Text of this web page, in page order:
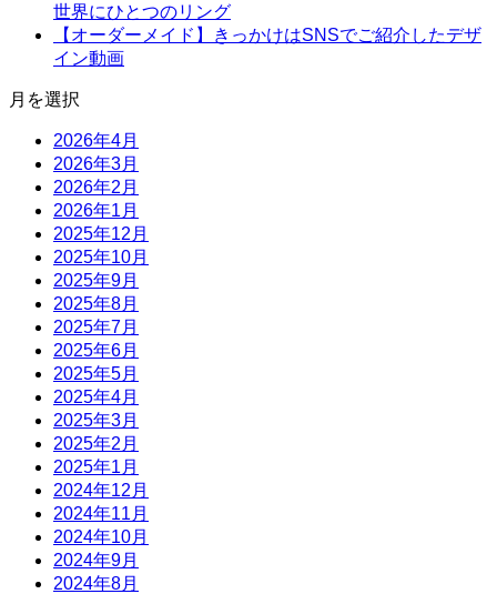
世界にひとつのリング
【オーダーメイド】きっかけはSNSでご紹介したデザ
イン動画
月を選択
2026年4月
2026年3月
2026年2月
2026年1月
2025年12月
2025年10月
2025年9月
2025年8月
2025年7月
2025年6月
2025年5月
2025年4月
2025年3月
2025年2月
2025年1月
2024年12月
2024年11月
2024年10月
2024年9月
2024年8月